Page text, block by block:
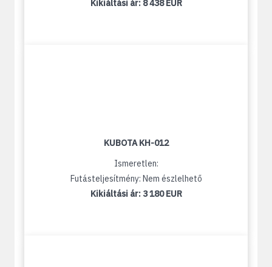
Kikiáltási ár: 8 438 EUR
KUBOTA KH-012
Ismeretlen:
Futásteljesítmény: Nem észlelhető
Kikiáltási ár: 3 180 EUR